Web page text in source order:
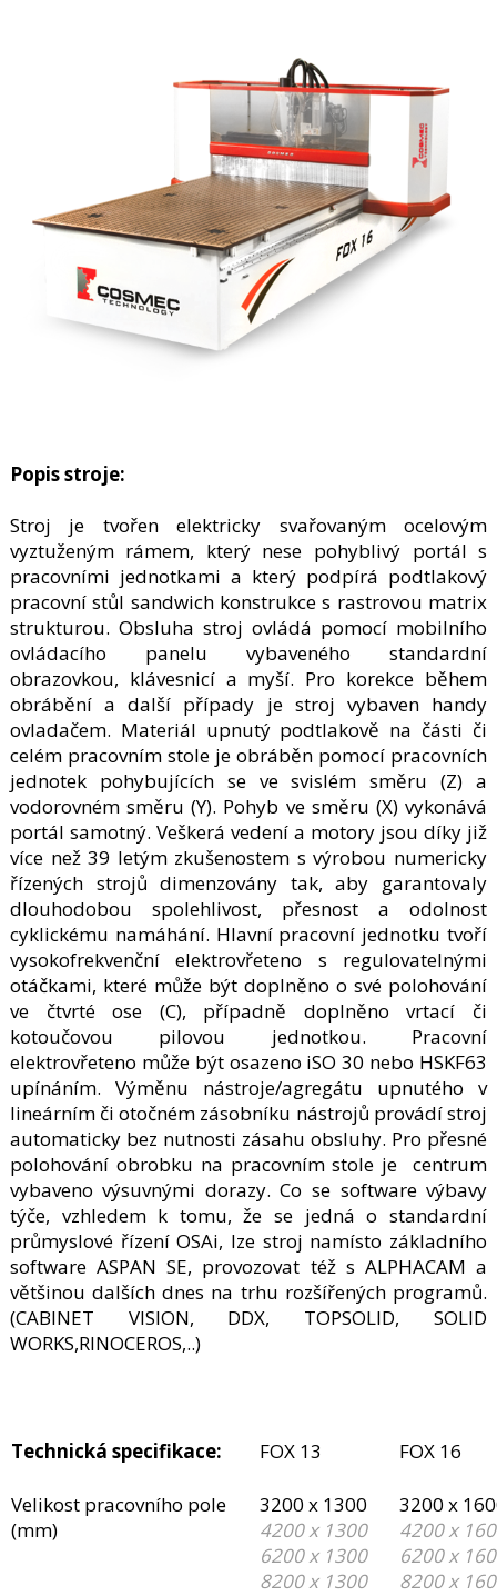
Popis stroje:
Stroj je tvořen elektricky svařovaným ocelovým
vyztuženým rámem, který nese pohyblivý portál s
pracovními jednotkami a který podpírá podtlakový
pracovní stůl sandwich konstrukce s rastrovou matrix
strukturou. Obsluha stroj ovládá pomocí mobilního
ovládacího panelu vybaveného standardní
obrazovkou, klávesnicí a myší. Pro korekce během
obrábění a další případy je stroj vybaven handy
ovladačem. Materiál upnutý podtlakově na části či
celém pracovním stole je obráběn pomocí pracovních
jednotek pohybujících se ve svislém směru (Z) a
vodorovném směru (Y). Pohyb ve směru (X) vykonává
portál samotný. Veškerá vedení a motory jsou díky již
více než 39 letým zkušenostem s výrobou numericky
řízených strojů dimenzovány tak, aby garantovaly
dlouhodobou spolehlivost, přesnost a odolnost
cyklickému namáhání. Hlavní pracovní jednotku tvoří
vysokofrekvenční elektrovřeteno s regulovatelnými
otáčkami, které může být doplněno o své polohování
ve čtvrté ose (C), případně doplněno vrtací či
kotoučovou pilovou jednotkou. Pracovní
elektrovřeteno může být osazeno iSO 30 nebo HSKF63
upínáním. Výměnu nástroje/agregátu upnutého v
lineárním či otočném zásobníku nástrojů provádí stroj
automaticky bez nutnosti zásahu obsluhy. Pro přesné
polohování obrobku na pracovním stole je centrum
vybaveno výsuvnými dorazy. Co se software výbavy
týče, vzhledem k tomu, že se jedná o standardní
průmyslové řízení OSAi, lze stroj namísto základního
software ASPAN SE, provozovat též s ALPHACAM a
většinou dalších dnes na trhu rozšířených programů.
(CABINET VISION, DDX, TOPSOLID, SOLID
WORKS,RINOCEROS,..)
Technická specifikace: FOX 13 FOX 16
Velikost pracovního pole
(mm)
3200 x 1300
4200 x 1300
6200 x 1300
8200 x 1300
3200 x
4200 x
6200 x
8200 x